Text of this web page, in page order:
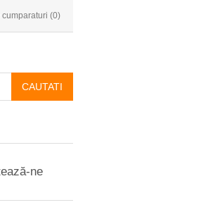
cumparaturi (0)
CAUTATI
ne